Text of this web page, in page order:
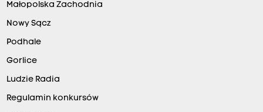
Małopolska Zachodnia
Nowy Sącz
Podhale
Gorlice
Ludzie Radia
Regulamin konkursów